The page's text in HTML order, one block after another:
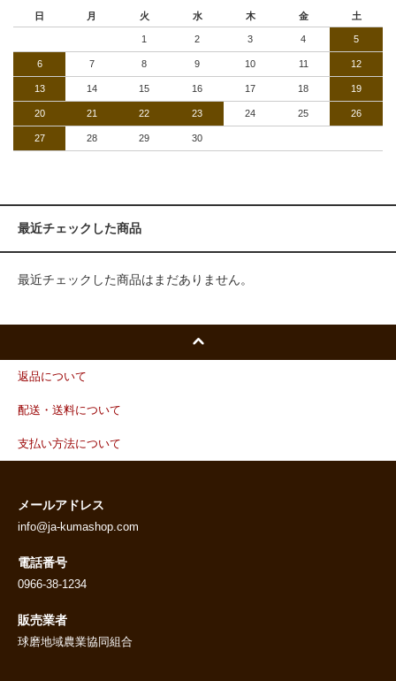
日 月 火 水 木 金 土
1 2 3 4 5
6 7 8 9 10 11 12
13 14 15 16 17 18 19
20 21 22 23 24 25 26
27 28 29 30
最近チェックした商品
最近チェックした商品はまだありません。
返品について
配送・送料について
支払い方法について
メールアドレス
info@ja-kumashop.com
電話番号
0966-38-1234
販売業者
球磨地域農業協同組合